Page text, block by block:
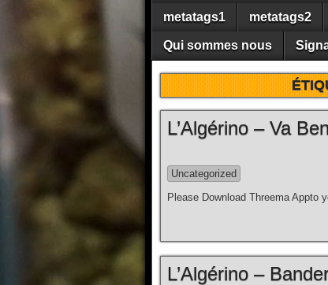
metatags1 metatags2
Qui sommes nous
L’Algérino – Va
Uncategorized
Please Download Threema Appto
L’Algérino –